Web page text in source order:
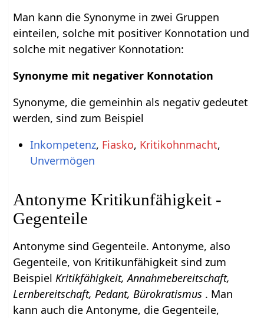
Man kann die Synonyme in zwei Gruppen
einteilen, solche mit positiver Konnotation und
solche mit negativer Konnotation:
Synonyme mit negativer Konnotation
Synonyme, die gemeinhin als negativ gedeutet
werden, sind zum Beispiel
Inkompetenz, Fiasko, Kritikohnmacht,
Unvermögen
Antonyme Kritikunfähigkeit -
Gegenteile
Antonyme sind Gegenteile. Antonyme, also
Gegenteile, von Kritikunfähigkeit sind zum
BeispielKritikfähigkeit, Annahmebereitschaft,
Lernbereitschaft, Pedant, Bürokratismus . Man
kann auch die Antonyme, die Gegenteile,